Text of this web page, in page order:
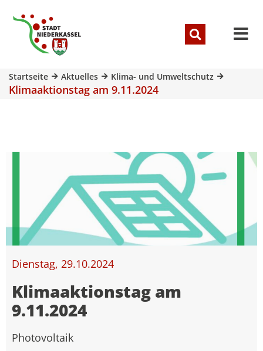
Startseite Aktuelles Klima- und Umweltschutz
Klimaaktionstag am 9.11.2024
Dienstag, 29.10.2024
Klimaaktionstag am
9.11.2024
Photovoltaik